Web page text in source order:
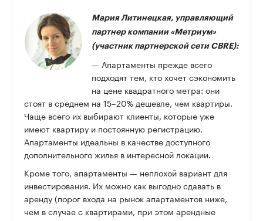
Мария Литинецкая, управляющий
партнер компании «Метриум»
(участник партнерской сети CBRE):
— Апартаменты прежде всего
подходят тем, кто хочет сэкономить
на цене квадратного метра: они
стоят в среднем на 15–20% дешевле, чем квартиры.
Чаще всего их выбирают клиенты, которые уже
имеют квартиру и постоянную регистрацию.
Апартаменты идеальны в качестве доступного
дополнительного жилья в интересной локации.
Кроме того, апартаменты — неплохой вариант для
инвестирования. Их можно как выгодно сдавать в
аренду (порог входа на рынок апартаментов ниже,
чем в случае с квартирами, при этом арендные